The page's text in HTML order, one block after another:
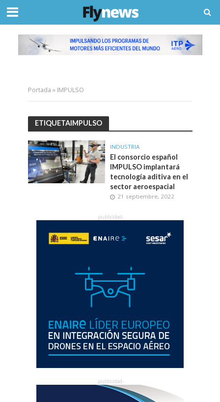
Portada » IMPULSO
ETIQUETAIMPULSO
INDUSTRIA
El consorcio español
IMPULSO implantará
tecnología aditiva en el
sector aeroespacial
21 septiembre, 2022